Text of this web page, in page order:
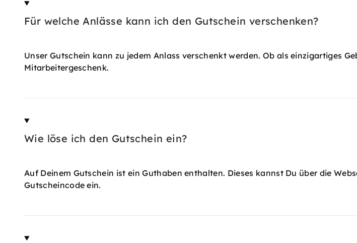
Für welche Anlässe kann ich den Gutschein verschenken?
Unser Gutschein kann zu jedem Anlass verschenkt werden. Ob als einzigartiges
Mitarbeitergeschenk.
Wie löse ich den Gutschein ein?
Auf Deinem Gutschein ist ein Guthaben enthalten. Dieses kannst Du über die
Gutscheincode ein.